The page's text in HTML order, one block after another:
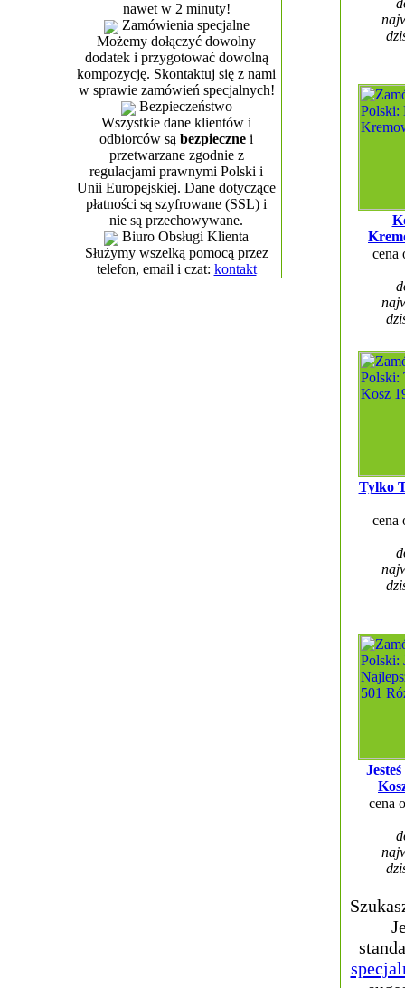
nawet w 2 minuty!
Zamówienia specjalne
Możemy dołączyć dowolny
dodatek i przygotować dowolną
kompozycję. Skontaktuj się z nami
w sprawie zamówień specjalnych!
Bezpieczeństwo
Wszystkie dane klientów i
odbiorców są bezpieczne i
przetwarzane zgodnie z
regulacjami prawnymi Polski i
Unii Europejskiej. Dane dotyczące
płatności są szyfrowane (SSL) i
nie są przechowywane.
Biuro Obsługi Klienta
Służymy wszelką pomocą przez
telefon, email i czat: kontakt
cena
Tylko
cena
cena